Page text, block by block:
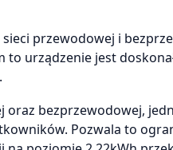
przewodowej i
urządzenie jest
bezprzewodowej,
Pozwala to